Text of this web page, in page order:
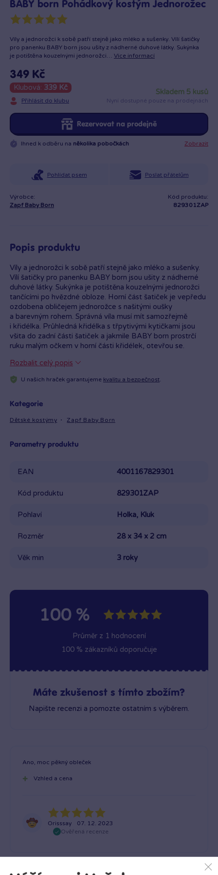
BABY born Pohádkový kostým Jednorožec
Víly a jednorožci k sobě patří stejně jako mléko a sušenky. Vílí šatičky
pro panenku BABY born jsou ušity z nádherné duhové látky. Sukýnka
je potištěna kouzelnými jednorožci… Více informací
349 Kč
Klubová: 339 Kč
Přihlásit do klubu
skladem 5 kusů
Nyní dostupné pouze na prodejnách
Rezervovat na prodejně
Ihned k odběru na několika pobočkách Zobrazit
Pohlídat psem Poslat přátelům
Výrobce:
Zapf Baby Born
Kód produktu:
829301ZAP
Popis produktu
Víly a jednorožci k sobě patří stejně jako mléko a sušenky.
Vílí šatičky pro panenku BABY born jsou ušity z nádherné
duhové látky. Sukýnka je potištěna kouzelnými jednorožci
tančícími po hvězdné obloze. Horní část šatiček je vepředu
ozdobena obličejem jednorožce s našitými oušky
a barevným rohem. Správná víla musí mít samozřejmě
i křidélka. Průhledná křidélka s třpytivými kytičkami jsou
všita do zadní části šatiček a jakmile BABY born prostrčí
ruku malým očkem v horní části křidélek, otevřou se.
rozmanitou a dlouhotrvající hru. BABY born Pohádkový
kostým Jednorožec pro panenky ve velikosti 43 cm.
Součástí je ramínko.
Rozbalit celý popis
U našich hraček garantujeme kvalitu a bezpečnost.
Kategorie
Dětské kostýmy Zapf Baby Born
Parametry produktu
EAN 4001167829301
Kód produktu 829301ZAP
Pohlaví Holka, Kluk
Rozměr 28 x 34 x 2 cm
Věk min 3 roky
100 %
Průměr z 1 hodnocení
100 % zákazníků doporučuje
Máte zkušenost s tímto zbožím?
Napište recenzi a pomozte ostatním s výběrem.
Orisssay
07. 12. 2023
Ověřená recenze
Ano, moc pěkný obleček
Vzhled a cena